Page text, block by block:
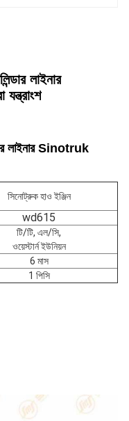
লাইনার
লাইনার Sinotruk
সিনোট্রুক হাও ইঞ্জিন
wd615
টি/টি, এল/সি,
ওয়েস্টার্ন ইউনিয়ন
6 মাস
1 পিসি